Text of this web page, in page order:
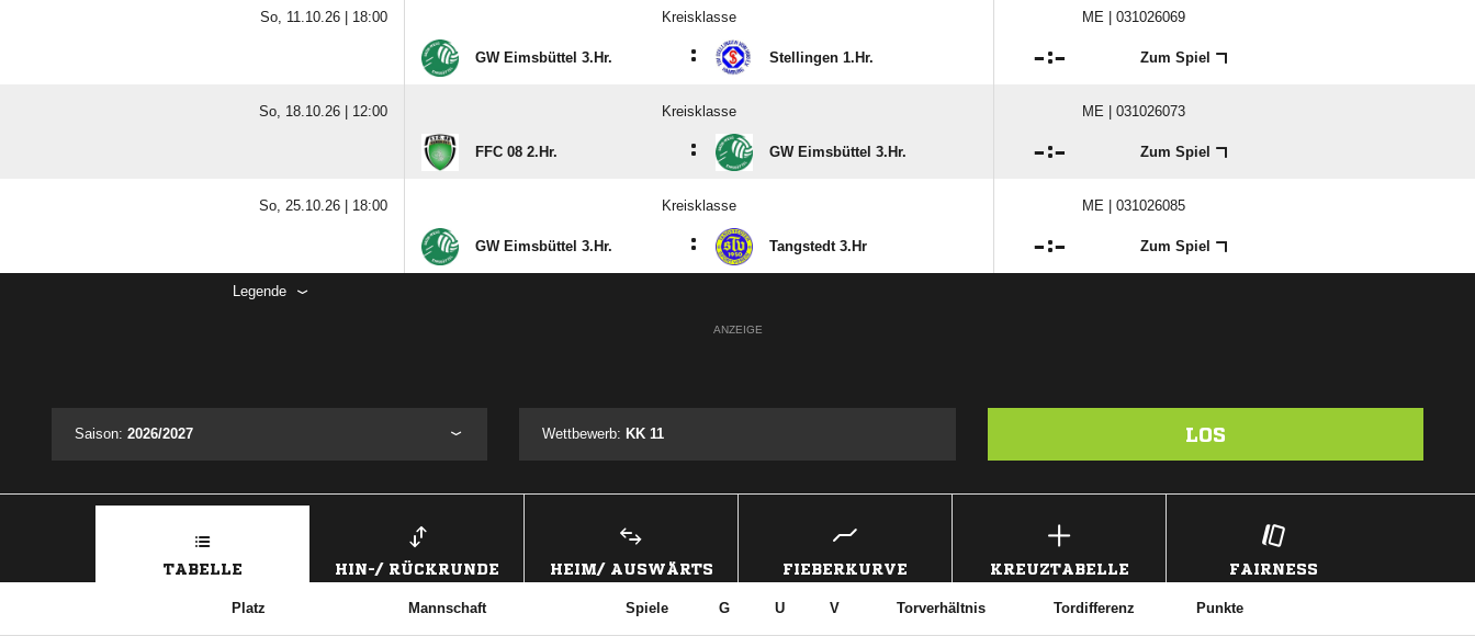
So, 11.10.26 | 18:00 Kreisklasse ME | 031026069
GW Eimsbüttel 3.Hr. : Stellingen 1.Hr. : Zum Spiel
So, 18.10.26 | 12:00 Kreisklasse ME | 031026073
FFC 08 2.Hr. : GW Eimsbüttel 3.Hr. : Zum Spiel
So, 25.10.26 | 18:00 Kreisklasse ME | 031026085
GW Eimsbüttel 3.Hr. : Tangstedt 3.Hr : Zum Spiel
Legende
ANZEIGE
Saison: 2026/2027 Wettbewerb: KK 11 LOS
TABELLE HIN-/ RÜCKRUNDE HEIM/ AUSWÄRTS FIEBERKURVE KREUZTABELLE FAIRNESS
Platz Mannschaft Spiele G U V Torverhältnis Tordifferenz Punkte